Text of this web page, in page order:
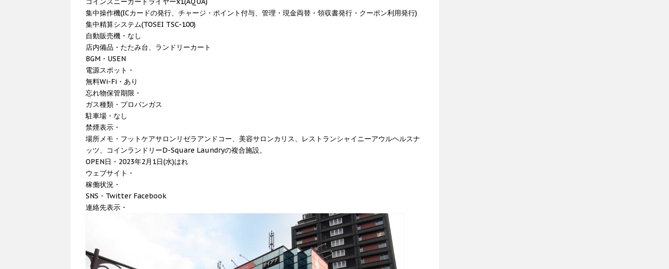
集中操作機(ICカードの発行、チャージ・ポイント付与、管理・現金両替・領収書発行・クーポン利用発行)
集中精算システム(TOSEI TSC-100)
自動販売機・なし
店内備品・たたみ台、ランドリーカート
BGM・USEN
電源スポット・
無料Wi-Fi・あり
忘れ物保管期限・
ガス種類・プロバンガス
駐車場・なし
禁煙表示・
場所メモ・フットケアサロンリゼラアンドコー、美容サロンカリス、レストランシャイニーアウルヘルスナ
ッツ、コインランドリーD-Square Laundryの複合施設。
OPEN日・2023年2月1日(水)はれ
ウェブサイト・
稼働状況・
SNS・Twitter Facebook
連絡先表示・